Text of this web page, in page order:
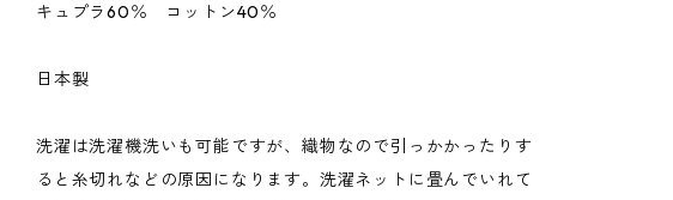
キュプラ60％ コットン40％
日本製
洗濯は洗濯機洗いも可能ですが、織物なので引っかかったりす
ると糸切れなどの原因になります。洗濯ネットに畳んでいれて